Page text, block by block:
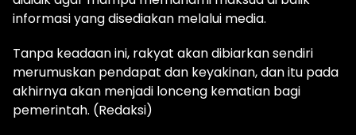
informasi yang disediakan melalui media.
Tanpa keadaan ini, rakyat akan dibiarkan sendiri
merumuskan pendapat dan keyakinan, dan itu pada
akhirnya akan menjadi lonceng kematian bagi
pemerintah. (Redaksi)